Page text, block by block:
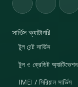
সার্ভিস ক্যাটাগরি
টুল রেন্ট সার্ভিস
টুল ও ক্রেডিট অ্যাক্টিভেশন
IMEI / সিরিয়াল সার্ভিস